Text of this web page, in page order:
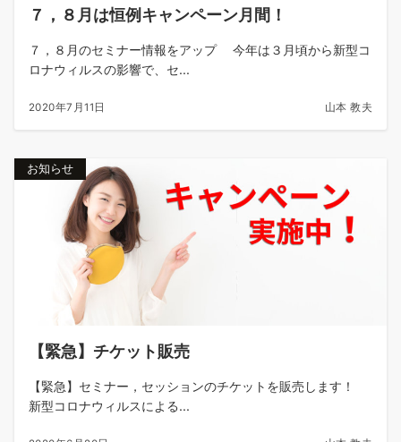
７，８月は恒例キャンペーン月間！
７，８月のセミナー情報をアップ 今年は３月頃から新型コ
ロナウィルスの影響で、セ...
2020年7月11日 山本 教夫
お知らせ
【緊急】チケット販売
【緊急】セミナー，セッションのチケットを販売します！
新型コロナウィルスによる...